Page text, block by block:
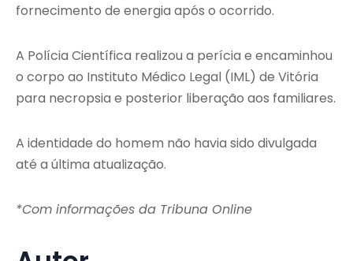
fornecimento de energia após o ocorrido.
A Polícia Científica realizou a perícia e encaminhou
o corpo ao Instituto Médico Legal (IML) de Vitória
para necropsia e posterior liberação aos familiares.
A identidade do homem não havia sido divulgada
até a última atualização.
*Com informações da Tribuna Online